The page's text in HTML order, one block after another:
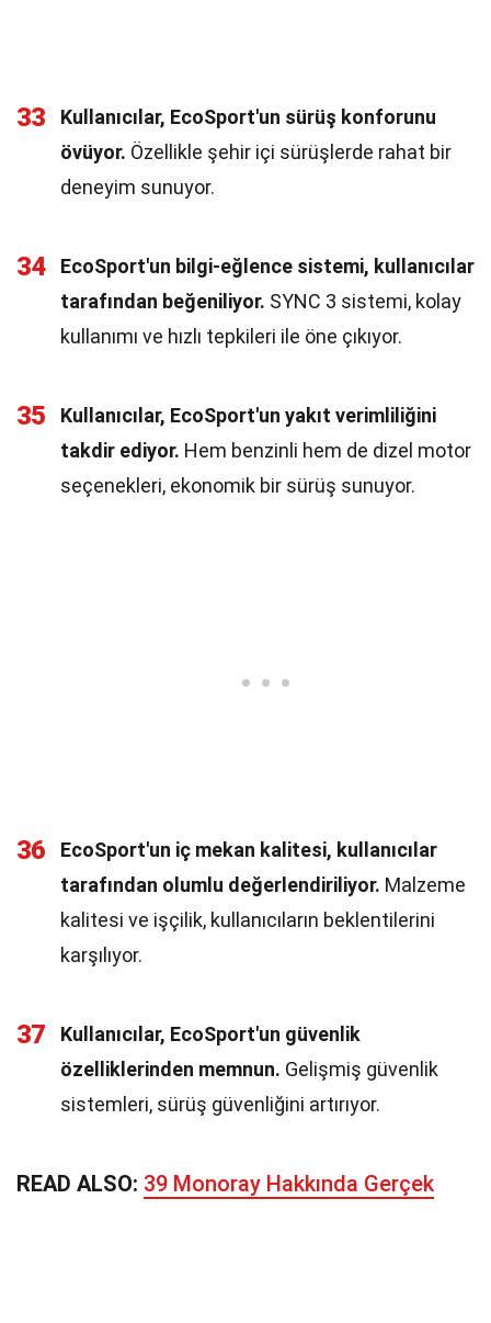
33
Kullanıcılar, EcoSport'un sürüş konforunu
övüyor. Özellikle şehir içi sürüşlerde rahat bir
deneyim sunuyor.
34
EcoSport'un bilgi-eğlence sistemi, kullanıcılar
tarafından beğeniliyor. SYNC 3 sistemi, kolay
kullanımı ve hızlı tepkileri ile öne çıkıyor.
35
Kullanıcılar, EcoSport'un yakıt verimliliğini
takdir ediyor. Hem benzinli hem de dizel motor
seçenekleri, ekonomik bir sürüş sunuyor.
36
EcoSport'un iç mekan kalitesi, kullanıcılar
tarafından olumlu değerlendiriliyor. Malzeme
kalitesi ve işçilik, kullanıcıların beklentilerini
karşılıyor.
37
Kullanıcılar, EcoSport'un güvenlik
özelliklerinden memnun. Gelişmiş güvenlik
sistemleri, sürüş güvenliğini artırıyor.
READ ALSO: 39 Monoray Hakkında Gerçek